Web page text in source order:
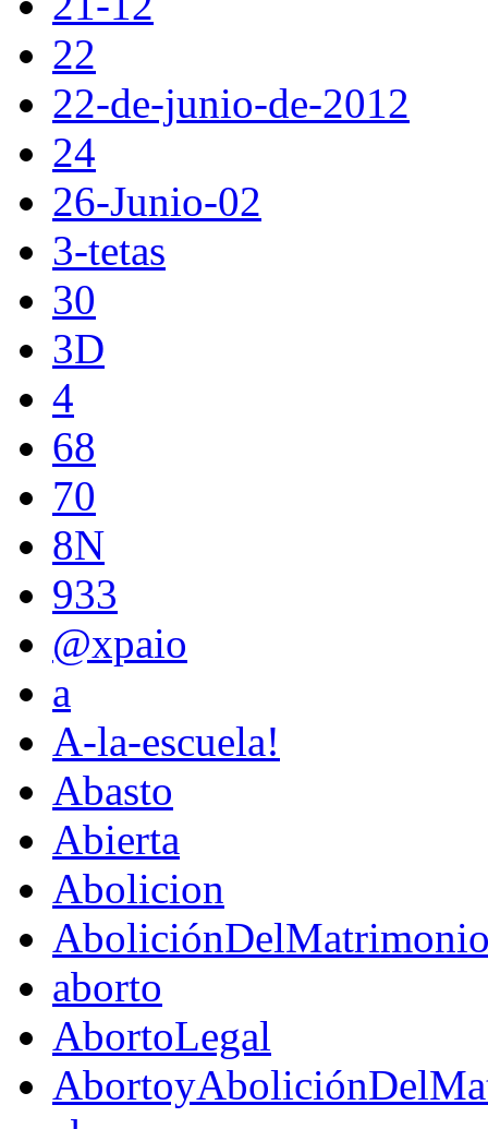
22
22-de-junio-de-2012
24
26-Junio-02
3-tetas
30
3D
4
68
70
8N
933
@xpaio
a
A-la-escuela!
Abasto
Abierta
Abolicion
aborto
AbortoLegal